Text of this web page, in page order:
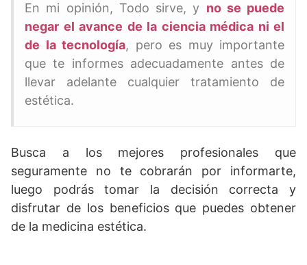
En mi opinión, Todo sirve, y no se puede
negar el avance de la ciencia médica ni el
de la tecnología, pero es muy importante
que te informes adecuadamente antes de
llevar adelante cualquier tratamiento de
estética.
Busca a los mejores profesionales que
seguramente no te cobrarán por informarte,
luego podrás tomar la decisión correcta y
disfrutar de los beneficios que puedes obtener
de la medicina estética.